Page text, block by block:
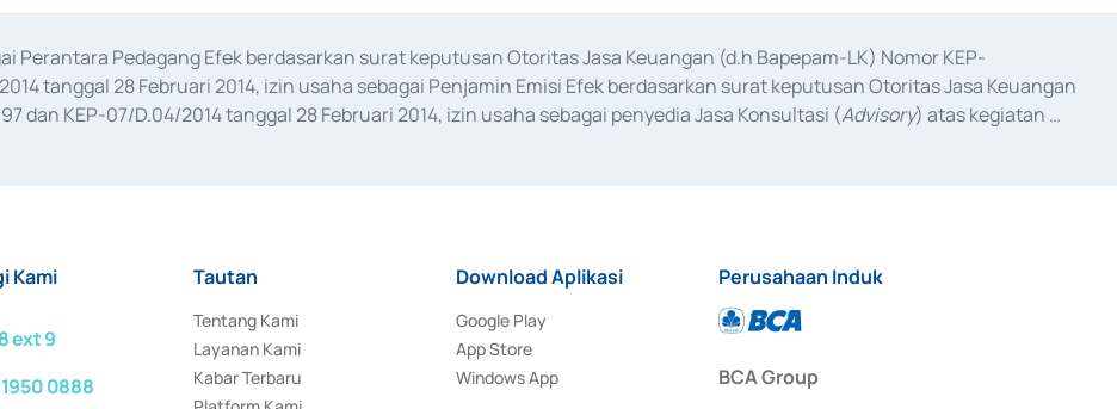
Perantara Pedagang Efek berdasarkan surat keputusan Otoritas Jasa Keuangan (d.h Bapepam-LK) Nomor KEP-
tanggal 28 Februari 2014, izin usaha sebagai Penjamin Emisi Efek berdasarkan surat keputusan Otoritas Jasa Keuangan
dan KEP-07/D.04/2014 tanggal 28 Februari 2014, izin usaha sebagai penyedia Jasa Konsultasi (Advisory) atas kegiatan
Kami
ext 9
0888
Tautan
Tentang Kami
Layanan Kami
Kabar Terbaru
Download Aplikasi
Google Play
App Store
Windows App
Perusahaan Induk
BCA Group